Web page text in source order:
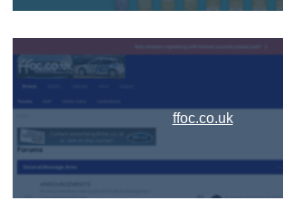
ffoc.co.uk